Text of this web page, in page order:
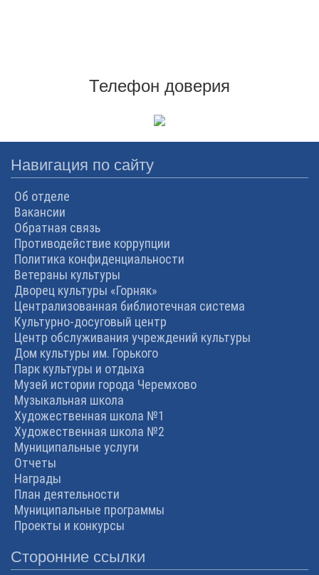
Телефон доверия
Навигация по сайту
Об отделе
Вакансии
Обратная связь
Противодействие коррупции
Политика конфиденциальности
Ветераны культуры
Дворец культуры «Горняк»
Централизованная библиотечная система
Культурно-досуговый центр
Центр обслуживания учреждений культуры
Дом культуры им. Горького
Парк культуры и отдыха
Музей истории города Черемхово
Музыкальная школа
Художественная школа №1
Художественная школа №2
Муниципальные услуги
Отчеты
Награды
План деятельности
Муниципальные программы
Проекты и конкурсы
Сторонние ссылки